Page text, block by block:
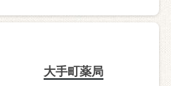
大手町薬局